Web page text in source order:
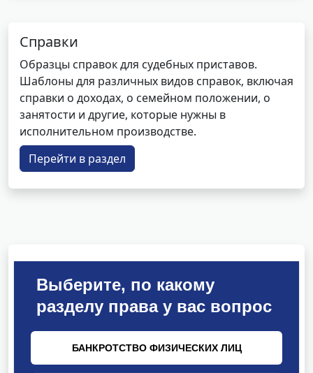
Справки
Образцы справок для судебных приставов.
Шаблоны для различных видов справок, включая
справки о доходах, о семейном положении, о
занятости и другие, которые нужны в
исполнительном производстве.
Перейти в раздел